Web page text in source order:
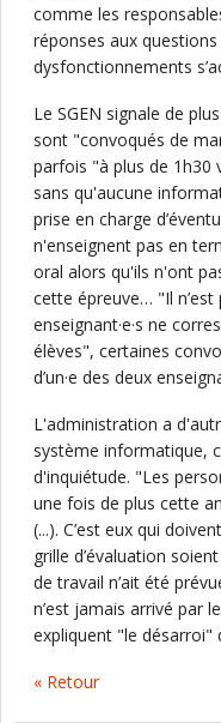
comme les
réponses aux
dysfonctionnements
Le SGEN signale de
sont "convoqués de
parfois "à plus de 1h30
sans qu'aucune
prise en charge
n'enseignent pas en
oral alors qu'ils n'ont
cette épreuve… "Il
enseignant·e·s ne
élèves", certaines
d’un·e des deux
L'administration a
système informatique,
d'inquiétude. "Les
une fois de plus cette
(...). C’est eux qui
grille d’évaluation
de travail n’ait été
n’est jamais arrivé par
expliquent "le désarroi"
« Retour